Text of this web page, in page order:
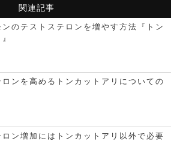
関連記事
ンのテストステロンを増やす方法『トン
ロンを高めるトンカットアリについての
ロン増加にはトンカットアリ以外で必要